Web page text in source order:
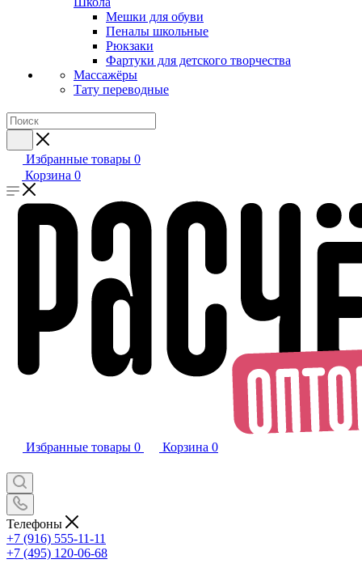
Мешки для обуви
Пеналы школьные
Рюкзаки
Фартуки для детского творчества
Массажёры
Тату переводные
Избранные товары 0
Корзина 0
Избранные товары 0 Корзина 0
Телефоны
+7 (916) 555-11-11
+7 (495) 120-06-68